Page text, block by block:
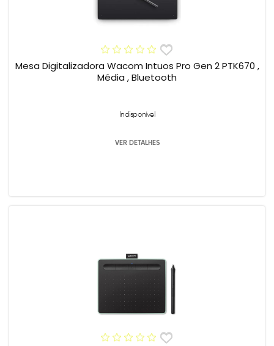
Mesa Digitalizadora Wacom Intuos Pro Gen 2 PTK670 ,
Média , Bluetooth
Indisponível
VER DETALHES